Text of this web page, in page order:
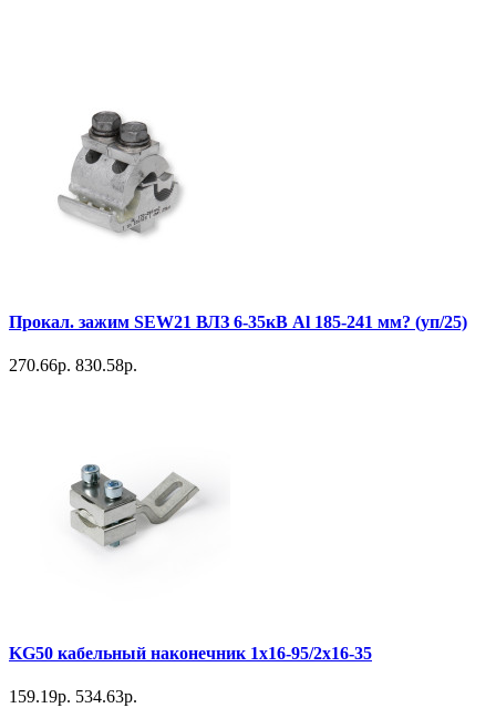
Прокал. зажим SEW21 ВЛЗ 6-35кВ Al 185-241 мм? (уп/25)
270.66р. 830.58р.
KG50 кабельный наконечник 1х16-95/2х16-35
159.19р. 534.63р.